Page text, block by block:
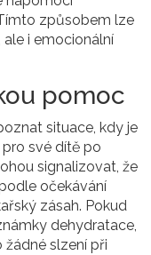
způsobem lze
i emocionální
pomoc
situace, kdy je
své dítě po
signalizovat, že
očekávání
zásah. Pokud
dehydratace,
žádné slzení při